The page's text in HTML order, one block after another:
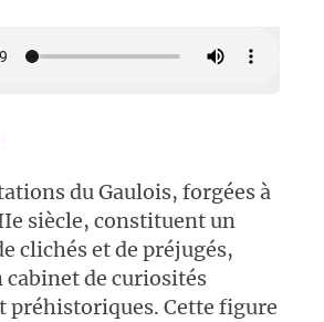
du Gaulois, forgées à
siècle, constituent un
clichés et de préjugés,
cabinet de curiosités
préhistoriques. Cette figure